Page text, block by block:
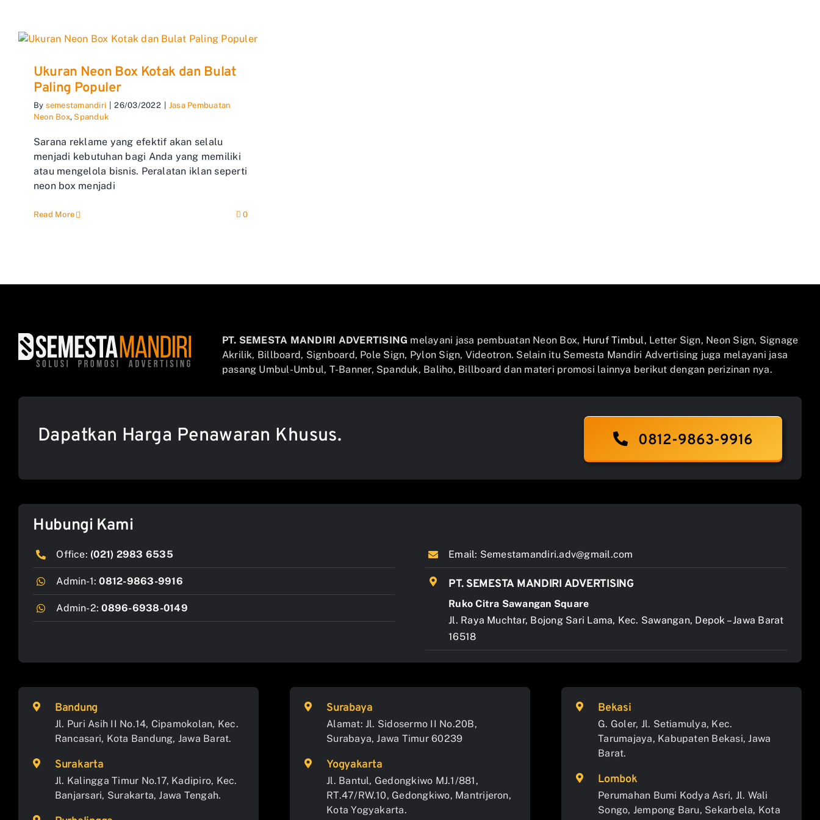
Ukuran Neon Box Kotak dan Bulat
Paling Populer
By semestamandiri 26/03/2022
Jasa Pembuatan
Neon Box, Spanduk
Sarana reklame yang efektif akan selalu
menjadi kebutuhan bagi Anda yang memiliki
atau mengelola bisnis. Peralatan iklan seperti
neon box menjadi
Read More 0
PT. SEMESTA MANDIRI ADVERTISING melayani jasa pembuatan Neon Box, Huruf Timbul, Letter Sign, Neon Sign, Signage
Akrilik, Billboard, Signboard, Pole Sign, Pylon Sign, Videotron. Selain itu Semesta Mandiri Advertising juga melayani jasa
pasang Umbul-Umbul, T-Banner, Spanduk, Baliho, Billboard dan materi promosi lainnya berikut dengan perizinan nya.
Dapatkan Harga Penawaran Khusus. 0812-9863-9916
Hubungi Kami
Office: (021) 2983 6535
Admin-1:0812-9863-9916
Admin-2:0896-6938-0149
Email: Semestamandiri.adv@gmail.com
PT. SEMESTA MANDIRI ADVERTISING
Ruko Citra Sawangan Square
Jl. Raya Muchtar, Bojong Sari Lama, Kec. Sawangan, Depok – Jawa Barat
16518
Bandung
Jl. Puri Asih II No.14, Cipamokolan, Kec.
Rancasari, Kota Bandung, Jawa Barat.
Surakarta
Jl. Kalingga Timur No.17, Kadipiro, Kec.
Banjarsari, Surakarta, Jawa Tengah.
Surabaya
Alamat: Jl. Sidosermo II No.20B,
Surabaya, Jawa Timur 60239
Yogyakarta
Jl. Bantul, Gedongkiwo MJ.1/881,
RT.47/RW.10, Gedongkiwo, Mantrijeron,
Kota Yogyakarta.
Bekasi
G. Goler, Jl. Setiamulya, Kec.
Tarumajaya, Kabupaten Bekasi, Jawa
Barat.
Lombok
Perumahan Bumi Kodya Asri, Jl. Wali
Songo, Jempong Baru, Sekarbela, Kota